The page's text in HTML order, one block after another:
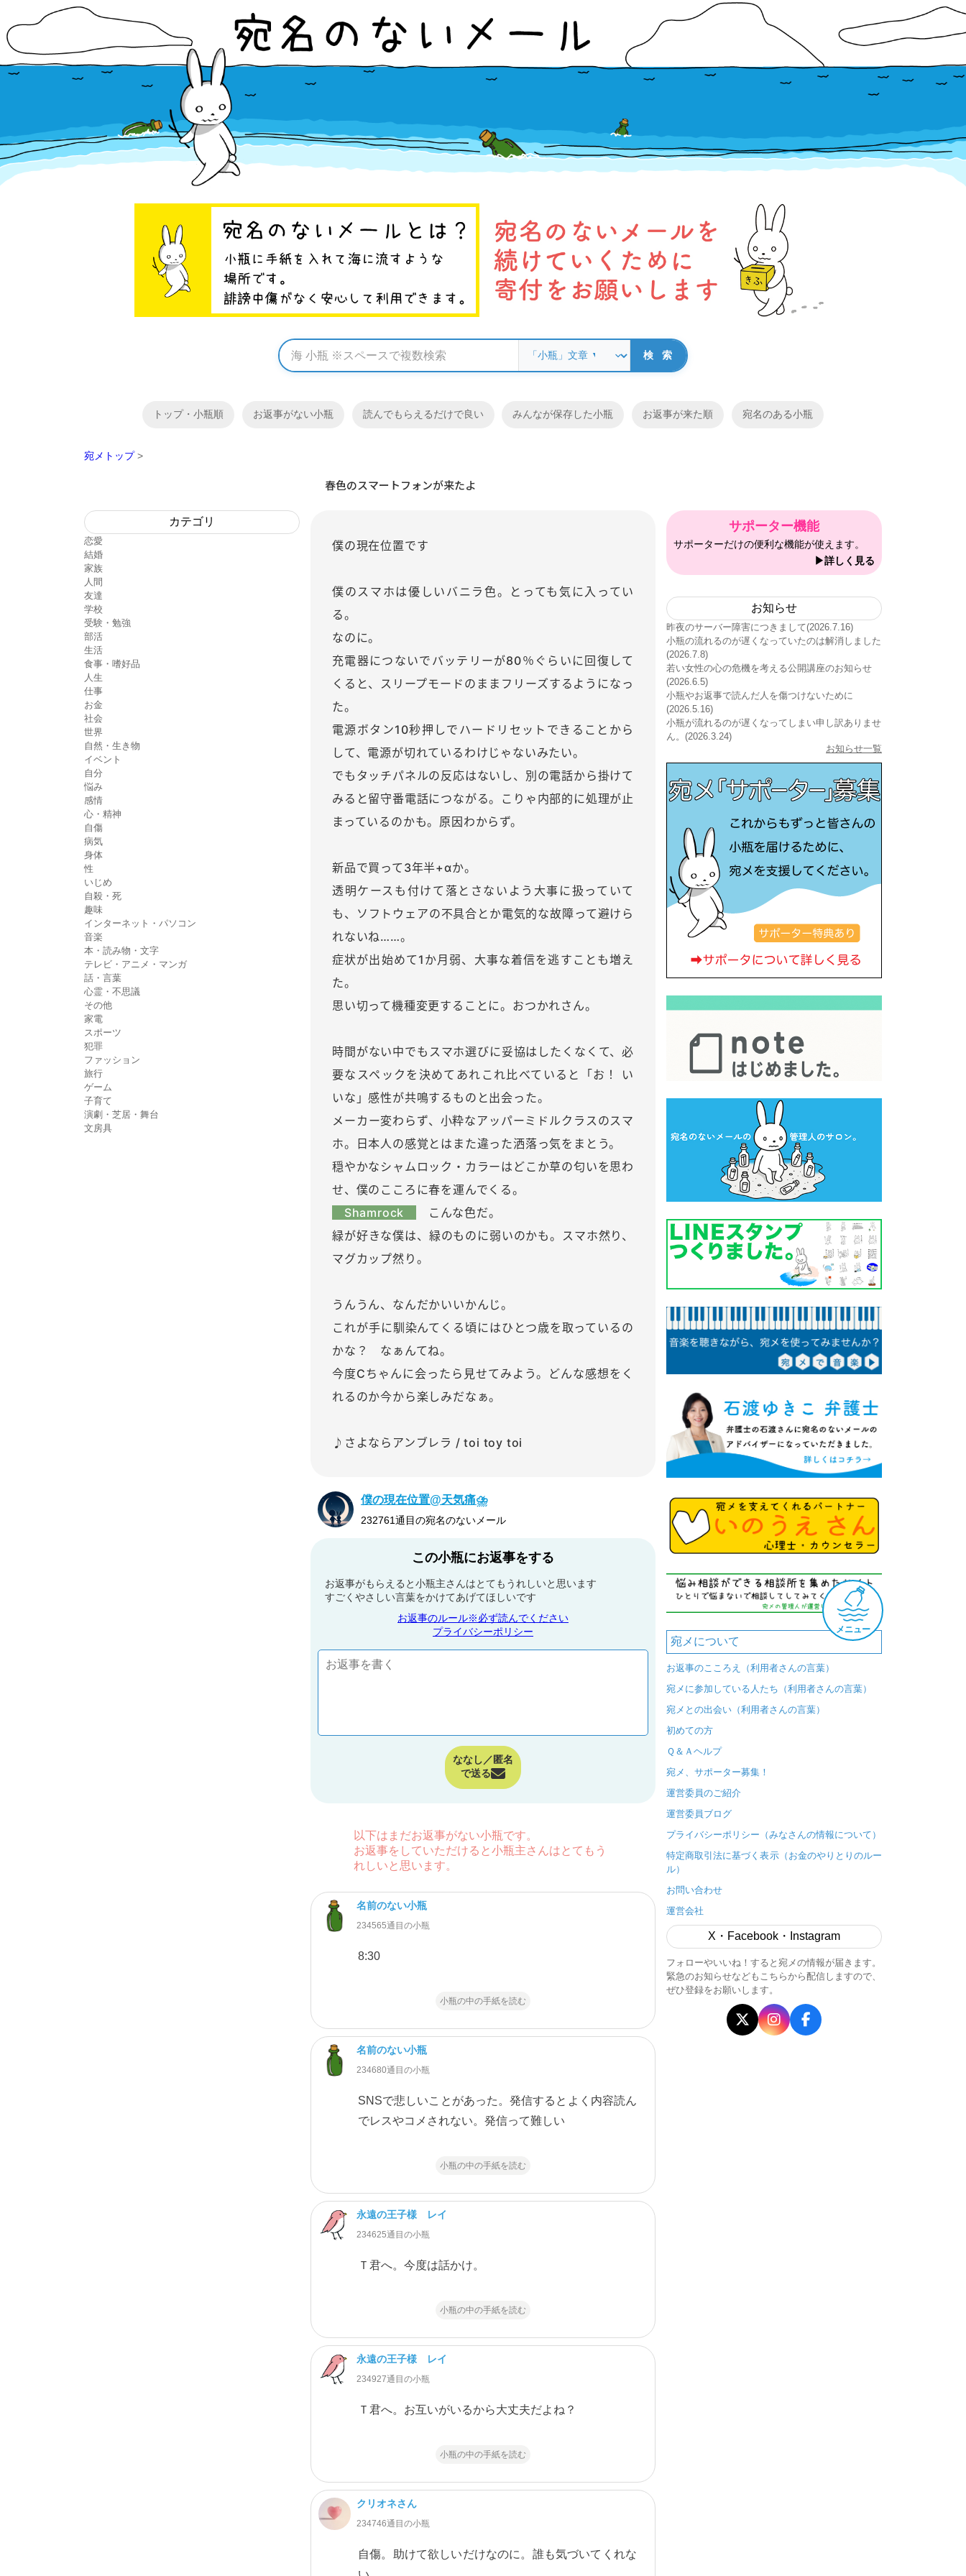
メニュー
トップ・小瓶順 お返事がない小瓶 読んでもらえるだけで良い みんなが保存した小瓶 お返事が来た順 宛名のある小瓶
宛メトップ >
春色のスマートフォンが来たよ
カテゴリ
恋愛
結婚
家族
人間
友達
学校
受験・勉強
部活
生活
食事・嗜好品
人生
仕事
お金
社会
世界
自然・生き物
イベント
自分
悩み
感情
心・精神
自傷
病気
身体
性
いじめ
自殺・死
趣味
インターネット・パソコン
音楽
本・読み物・文字
テレビ・アニメ・マンガ
話・言葉
心霊・不思議
その他
家電
スポーツ
犯罪
ファッション
旅行
ゲーム
子育て
演劇・芝居・舞台
文房具
僕の現在位置です
僕のスマホは優しいバニラ色。とっても気に入ってい
る。
なのに。
充電器につないでバッテリーが80％ぐらいに回復して
くると、スリープモードのままフリーズするようになっ
た。
電源ボタン10秒押しでハードリセットできることから
して、電源が切れているわけじゃないみたい。
でもタッチパネルの反応はないし、別の電話から掛けて
みると留守番電話につながる。こりゃ内部的に処理が止
まっているのかも。原因わからず。
新品で買って3年半+αか。
透明ケースも付けて落とさないよう大事に扱っていて
も、ソフトウェアの不具合とか電気的な故障って避けら
れないね……。
症状が出始めて1か月弱、大事な着信を逃すことも増え
た。
思い切って機種変更することに。おつかれさん。
時間がない中でもスマホ選びに妥協はしたくなくて、必
要なスペックを決めてあれこれ比べていると「お！ い
いな」感性が共鳴するものと出会った。
メーカー変わらず、小粋なアッパーミドルクラスのスマ
ホ。日本人の感覚とはまた違った洒落っ気をまとう。
穏やかなシャムロック・カラーはどこか草の匂いを思わ
せ、僕のこころに春を運んでくる。
Shamrock
こんな色だ。
緑が好きな僕は、緑のものに弱いのかも。スマホ然り、
マグカップ然り。
うんうん、なんだかいいかんじ。
これが手に馴染んてくる頃にはひとつ歳を取っているの
かな？ なぁんてね。
今度Cちゃんに会ったら見せてみよう。どんな感想をく
れるのか今から楽しみだなぁ。
♪さよならアンブレラ / toi toy toi
僕の現在位置@天気痛⛈
232761通目の宛名のないメール
この小瓶にお返事をする
お返事がもらえると小瓶主さんはとてもうれしいと思います
すごくやさしい言葉をかけてあげてほしいです
お返事のルール※必ず読んでください
プライバシーポリシー
ななし／匿名
で送る
以下はまだお返事がない小瓶です。
お返事をしていただけると小瓶主さんはとてもう
れしいと思います。
名前のない小瓶
234565通目の小瓶
8:30
小瓶の中の手紙を読む
名前のない小瓶
234680通目の小瓶
SNSで悲しいことがあった。発信するとよく内容読ん
でレスやコメされない。発信って難しい
小瓶の中の手紙を読む
永遠の王子様 レイ
234625通目の小瓶
Ｔ君へ。今度は話かけ。
小瓶の中の手紙を読む
永遠の王子様 レイ
234927通目の小瓶
Ｔ君へ。お互いがいるから大丈夫だよね？
小瓶の中の手紙を読む
クリオネさん
234746通目の小瓶
自傷。助けて欲しいだけなのに。誰も気づいてくれな
サポーター機能
サポーターだけの便利な機能が使えます。
▶詳しく見る
お知らせ
昨夜のサーバー障害につきまして(2026.7.16)
小瓶の流れるのが遅くなっていたのは解消しました
(2026.7.8)
若い女性の心の危機を考える公開講座のお知らせ
(2026.6.5)
小瓶やお返事で読んだ人を傷つけないために
(2026.5.16)
小瓶が流れるのが遅くなってしまい申し訳ありませ
ん。(2026.3.24)
お知らせ一覧
宛メについて
お返事のこころえ（利用者さんの言葉）
宛メに参加している人たち（利用者さんの言葉）
宛メとの出会い（利用者さんの言葉）
初めての方
Ｑ＆Ａヘルプ
宛メ、サポーター募集！
運営委員のご紹介
運営委員ブログ
プライバシーポリシー（みなさんの情報について）
特定商取引法に基づく表示（お金のやりとりのルー
ル）
お問い合わせ
運営会社
X・Facebook・Instagram
フォローやいいね！すると宛メの情報が届きます。
緊急のお知らせなどもこちらから配信しますので、
ぜひ登録をお願いします。